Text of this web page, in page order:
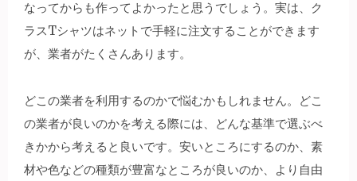
なってからも作ってよかったと思うでしょう。実は、ク
ラスTシャツはネットで手軽に注文することができます
が、業者がたくさんあります。
どこの業者を利用するのかで悩むかもしれません。どこ
の業者が良いのかを考える際には、どんな基準で選ぶべ
きかから考えると良いです。安いところにするのか、素
材や色などの種類が豊富なところが良いのか、より自由